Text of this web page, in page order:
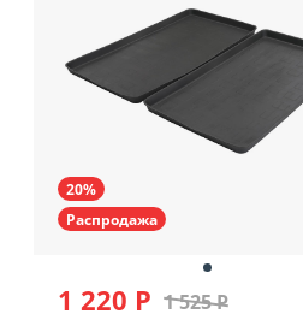
20%
Распродажа
1 220 Р 1 525 Р